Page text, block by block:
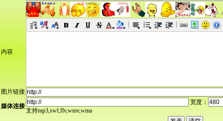
内容
图片链接
媒体连接
宽度：
支持mp3,swf,flv,wmv,wma